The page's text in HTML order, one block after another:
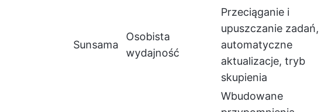
Sunsama
Osobista
wydajność
Przeciąganie i
upuszczanie zadań,
automatyczne
aktualizacje, tryb
skupienia
Wbudowane